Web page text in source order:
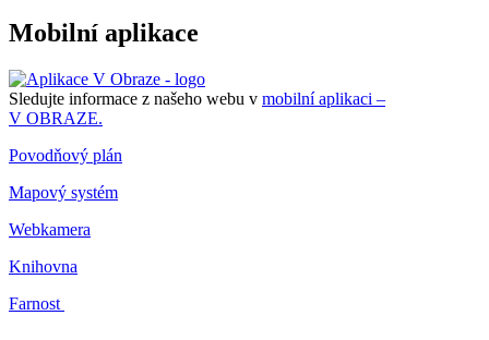
Mobilní aplikace
Sledujte informace z našeho webu v mobilní aplikaci –
V OBRAZE.
Povodňový plán
Mapový systém
Webkamera
Knihovna
Farnost